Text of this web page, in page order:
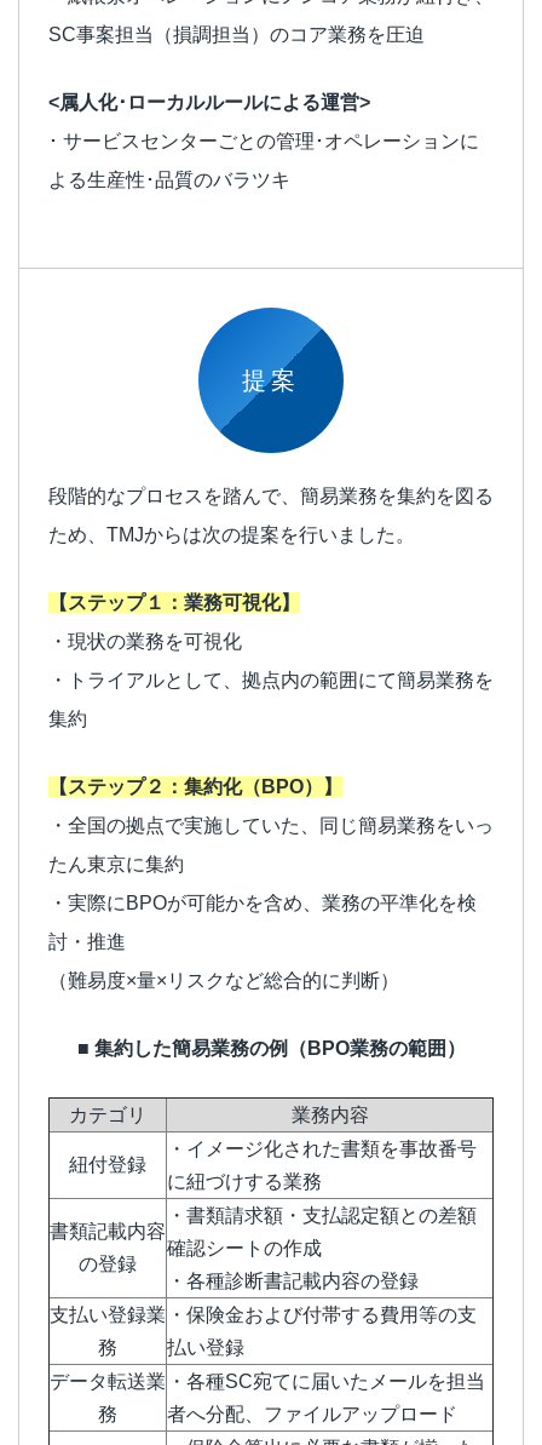
SC事案担当（損調担当）のコア業務を圧迫
<属人化･ローカルルールによる運営>
･ サービスセンターごとの管理･オペレーションに
よる生産性･品質のバラツキ
提案
段階的なプロセスを踏んで、簡易業務を集約を図る
ため、TMJからは次の提案を行いました。
【ステップ１：業務可視化】
・現状の業務を可視化
・トライアルとして、拠点内の範囲にて簡易業務を
集約
【ステップ２：集約化（BPO）】
・全国の拠点で実施していた、同じ簡易業務をいっ
たん東京に集約
・実際にBPOが可能かを含め、業務の平準化を検
討・推進
（難易度×量×リスクなど総合的に判断）
■ 集約した簡易業務の例（BPO業務の範囲）
カテゴリ 業務内容
紐付登録
・イメージ化された書類を事故番号
に紐づけする業務
書類記載内容
の登録
・書類請求額・支払認定額との差額
確認シートの作成
・各種診断書記載内容の登録
支払い登録業
務
・保険金および付帯する費用等の支
払い登録
データ転送業
務
・各種SC宛てに届いたメールを担当
者へ分配、ファイルアップロード